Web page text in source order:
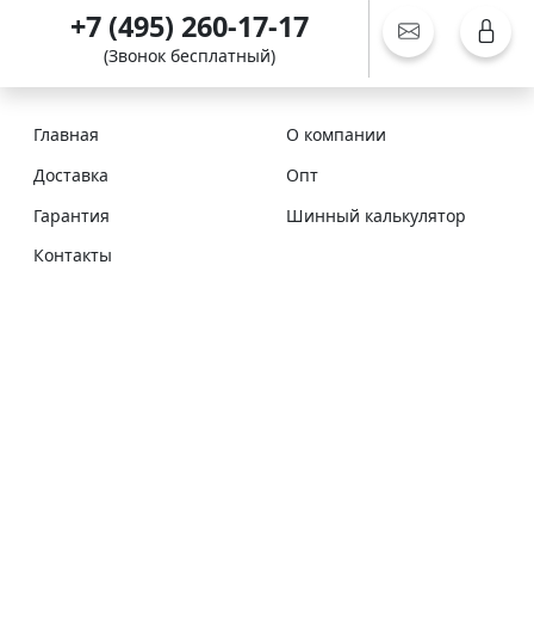
+7 (495) 260-17-17
(Звонок бесплатный)
Главная
О компании
Доставка
Опт
Гарантия
Шинный калькулятор
Контакты